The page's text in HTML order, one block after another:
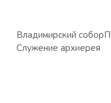
Владимирский собор
Служение архиерея